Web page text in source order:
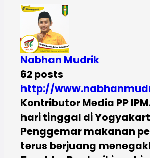
Nabhan Mudrik
62 posts
http://
Kontributor Media PP
hari tinggal di
Penggemar makanan
terus berjuang